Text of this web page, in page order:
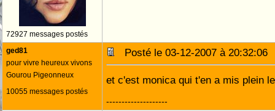
72927 messages postés
ged81
pour vivre heureux vivons
Gourou Pigeonneux
10055 messages postés
Posté le 03-12-2007 à
et c'est monica qui t'en a mis plein
--------------------